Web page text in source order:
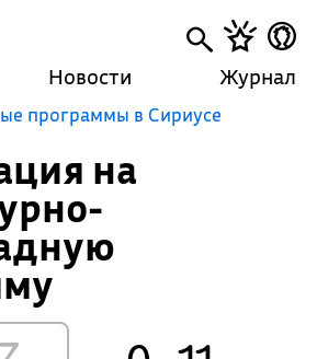
Новости Журнал
программы в Сириусе
на